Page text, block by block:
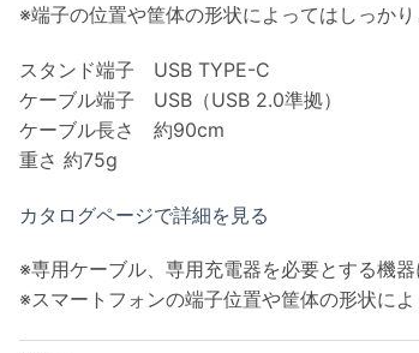
※端子の位置や筐体の形状によってはしっか
スタンド端子 USB TYPE-C
ケーブル端子 USB（USB 2.0準拠）
ケーブル長さ 約90cm
重さ 約75g
カタログページで詳細を見る
※専用ケーブル、専用充電器を必要とする機器
※スマートフォンの端子位置や筐体の形状に